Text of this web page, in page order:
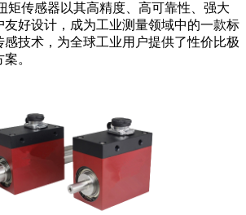
矩传感器以其高精度、高可靠性、强大
友好设计，成为工业测量领域中的一款标
技术，为全球工业用户提供了性价比极
。